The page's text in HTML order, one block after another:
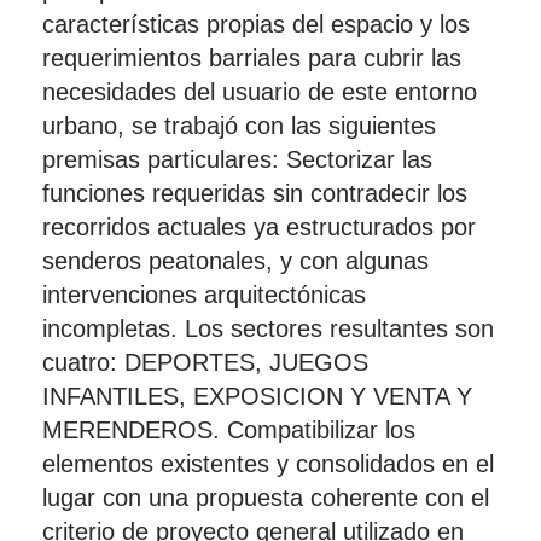
características propias del espacio y los
requerimientos barriales para cubrir las
necesidades del usuario de este entorno
urbano, se trabajó con las siguientes
premisas particulares: Sectorizar las
funciones requeridas sin contradecir los
recorridos actuales ya estructurados por
senderos peatonales, y con algunas
intervenciones arquitectónicas
incompletas. Los sectores resultantes son
cuatro: DEPORTES, JUEGOS
INFANTILES, EXPOSICION Y VENTA Y
MERENDEROS. Compatibilizar los
elementos existentes y consolidados en el
lugar con una propuesta coherente con el
criterio de proyecto general utilizado en